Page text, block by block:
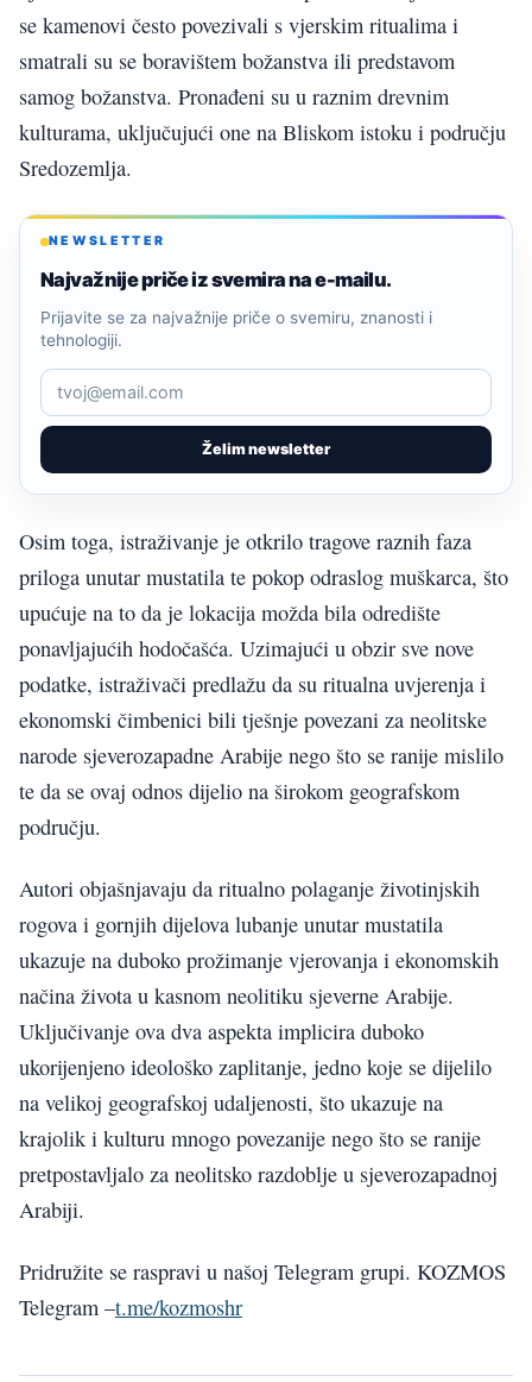
se kamenovi često povezivali s vjerskim ritualima i
smatrali su se boravištem božanstva ili predstavom
samog božanstva. Pronađeni su u raznim drevnim
kulturama, uključujući one na Bliskom istoku i području
Sredozemlja.
NEWSLETTER
Najvažnije priče iz svemira na e-mailu.
Želim newsletter
Prijavite se za najvažnije priče o svemiru, znanosti i
tehnologiji.
Osim toga, istraživanje je otkrilo tragove raznih faza
priloga unutar mustatila te pokop odraslog muškarca, što
upućuje na to da je lokacija možda bila odredište
ponavljajućih hodočašća. Uzimajući u obzir sve nove
podatke, istraživači predlažu da su ritualna uvjerenja i
ekonomski čimbenici bili tješnje povezani za neolitske
narode sjeverozapadne Arabije nego što se ranije mislilo
te da se ovaj odnos dijelio na širokom geografskom
području.
Autori objašnjavaju da ritualno polaganje životinjskih
rogova i gornjih dijelova lubanje unutar mustatila
ukazuje na duboko prožimanje vjerovanja i ekonomskih
načina života u kasnom neolitiku sjeverne Arabije.
Uključivanje ova dva aspekta implicira duboko
ukorijenjeno ideološko zaplitanje, jedno koje se dijelilo
na velikoj geografskoj udaljenosti, što ukazuje na
krajolik i kulturu mnogo povezanije nego što se ranije
pretpostavljalo za neolitsko razdoblje u sjeverozapadnoj
Arabiji.
Pridružite se raspravi u našoj Telegram grupi. KOZMOS
Telegram –t.me/kozmoshr